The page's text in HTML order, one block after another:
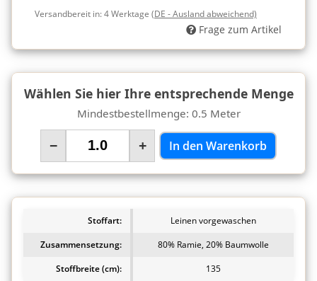
Versandbereit in:4 Werktage (DE - Ausland abweichend)
Frage zum Artikel
Wählen Sie hier Ihre entsprechende Menge
Mindestbestellmenge: 0.5 Meter
− + In den Warenkorb
Stoffart:
Leinen vorgewaschen
Zusammensetzung:
80% Ramie, 20% Baumwolle
Stoffbreite (cm):
135